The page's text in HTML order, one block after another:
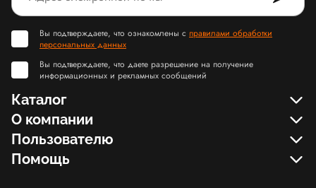
Вы подтверждаете, что ознакомлены с правилами обработки
персональных данных
Вы подтверждаете, что даете разрешение на получение
информационных и рекламных сообщений
Каталог
О компании
Пользователю
Помощь